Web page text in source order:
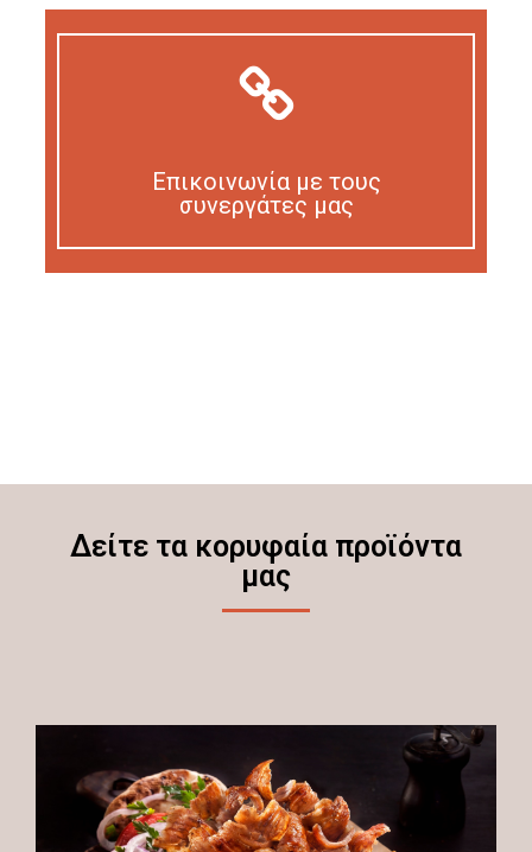
Επικοινωνία με τους
συνεργάτες μας
Δείτε τα κορυφαία προϊόντα
μας